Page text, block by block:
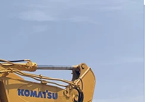
nostri clienti.
(pressurizzazione). La
di contropressione elevati ed